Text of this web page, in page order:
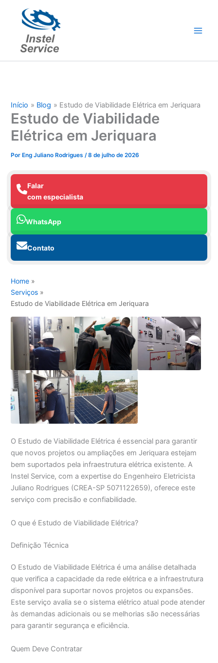
conteúdo
Início Blog Estudo de Viabilidade Elétrica em Jeriquara
Estudo de Viabilidade
Elétrica em Jeriquara
Por Eng Juliano Rodrigues/8 de julho de 2026
Falar
com especialista
WhatsApp
Contato
Home »
Serviços »
Estudo de Viabilidade Elétrica em Jeriquara
O Estudo de Viabilidade Elétrica é essencial para garantir
que novos projetos ou ampliações em Jeriquara estejam
bem suportados pela infraestrutura elétrica existente. A
Instel Service, com a expertise do Engenheiro Eletricista
Juliano Rodrigues (CREA-SP 5071122659), oferece este
serviço com precisão e confiabilidade.
O que é Estudo de Viabilidade Elétrica?
Definição Técnica
O Estudo de Viabilidade Elétrica é uma análise detalhada
que verifica a capacidade da rede elétrica e a infraestrutura
disponível para suportar novos projetos ou expansões.
Este serviço avalia se o sistema elétrico atual pode atender
às demandas adicionais ou se melhorias são necessárias
para garantir segurança e eficiência.
Quem Deve Contratar